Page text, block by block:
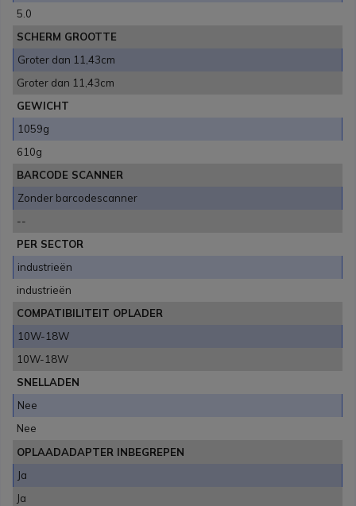
5.0
SCHERM GROOTTE
Groter dan 11,43cm
Groter dan 11,43cm
GEWICHT
1059g
610g
BARCODE SCANNER
Zonder barcodescanner
--
PER SECTOR
industrieën
industrieën
COMPATIBILITEIT OPLADER
10W-18W
10W-18W
SNELLADEN
Nee
Nee
OPLAADADAPTER INBEGREPEN
Ja
Ja